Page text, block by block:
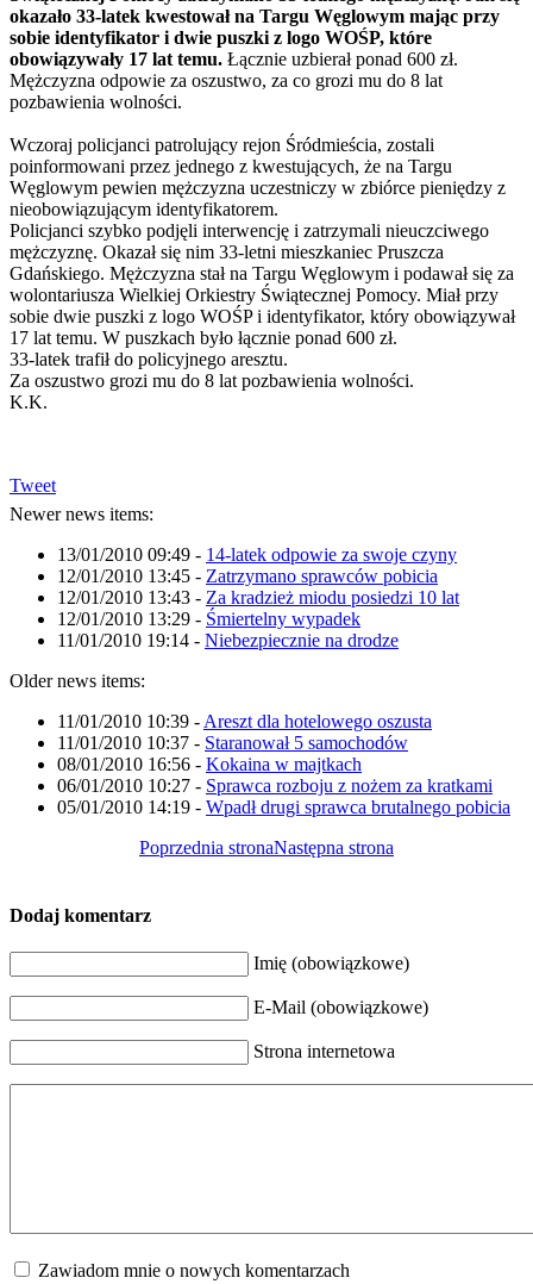
okazało 33-latek kwestował na Targu Węglowym mając przy
sobie identyfikator i dwie puszki z logo WOŚP, które
obowiązywały 17 lat temu. Łącznie uzbierał ponad 600 zł.
Mężczyzna odpowie za oszustwo, za co grozi mu do 8 lat
pozbawienia wolności.
Wczoraj policjanci patrolujący rejon Śródmieścia, zostali
poinformowani przez jednego z kwestujących, że na Targu
Węglowym pewien mężczyzna uczestniczy w zbiórce pieniędzy z
nieobowiązującym identyfikatorem.
Policjanci szybko podjęli interwencję i zatrzymali nieuczciwego
mężczyznę. Okazał się nim 33-letni mieszkaniec Pruszcza
Gdańskiego. Mężczyzna stał na Targu Węglowym i podawał się za
wolontariusza Wielkiej Orkiestry Świątecznej Pomocy. Miał przy
sobie dwie puszki z logo WOŚP i identyfikator, który obowiązywał
17 lat temu. W puszkach było łącznie ponad 600 zł.
33-latek trafił do policyjnego aresztu.
Za oszustwo grozi mu do 8 lat pozbawienia wolności.
K.K.
Tweet
Newer news items:
13/01/2010 09:49 - 14-latek odpowie za swoje czyny
12/01/2010 13:45 - Zatrzymano sprawców pobicia
12/01/2010 13:43 - Za kradzież miodu posiedzi 10 lat
12/01/2010 13:29 - Śmiertelny wypadek
11/01/2010 19:14 - Niebezpiecznie na drodze
Older news items:
11/01/2010 10:39 - Areszt dla hotelowego oszusta
11/01/2010 10:37 - Staranował 5 samochodów
08/01/2010 16:56 - Kokaina w majtkach
06/01/2010 10:27 - Sprawca rozboju z nożem za kratkami
05/01/2010 14:19 - Wpadł drugi sprawca brutalnego pobicia
Poprzednia stronaNastępna strona
Dodaj komentarz
Imię (obowiązkowe)
E-Mail (obowiązkowe)
Strona internetowa
Zawiadom mnie o nowych komentarzach